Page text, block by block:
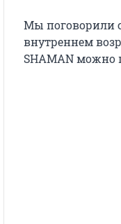
Мы поговорили
внутреннем
SHAMAN можно